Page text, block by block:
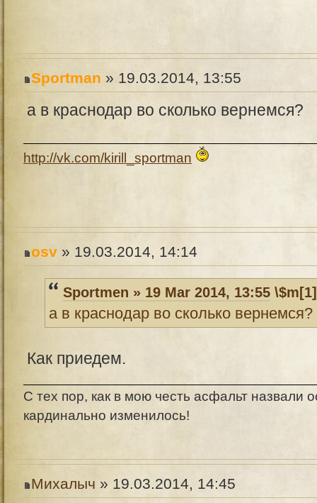
Sportman » 19.03.2014, 13:55
а в краснодар во сколько вернемся?
http://vk.com/kirill_sportman
osv » 19.03.2014, 14:14
Sportmen » 19 Mar 2014, 13:55
а в краснодар во сколько вернемся?
Как приедем.
С тех пор, как в мою честь асфальт назвали
кардинально изменилось!
Михалыч » 19.03.2014, 14:45